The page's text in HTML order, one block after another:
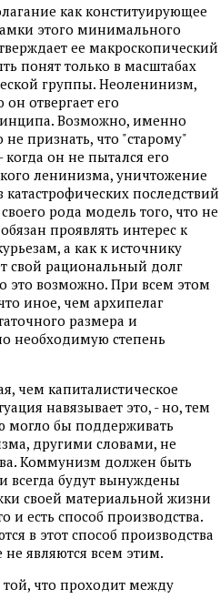
как конституирующее
этого минимального
ее макроскопический
понят только в масштабах
группы. Неоленинизм,
отвергает его
Возможно, именно
признать, что "старому"
он не пытался его
ленинизма, уничтожение
последствий
рода модель того, что не
проявлять интерес к
а как к источнику
свой рациональный долг
это возможно. При всем этом
иное, чем архипелаг
размера и
необходимую степень
чем капиталистическое
навязывает это, - но, тем
могло бы поддерживать
другими словами, не
Коммунизм должен быть
всегда будут вынуждены
своей материальной жизни
и есть способ производства.
в этот способ производства
являются всем этим.
той, что проходит между